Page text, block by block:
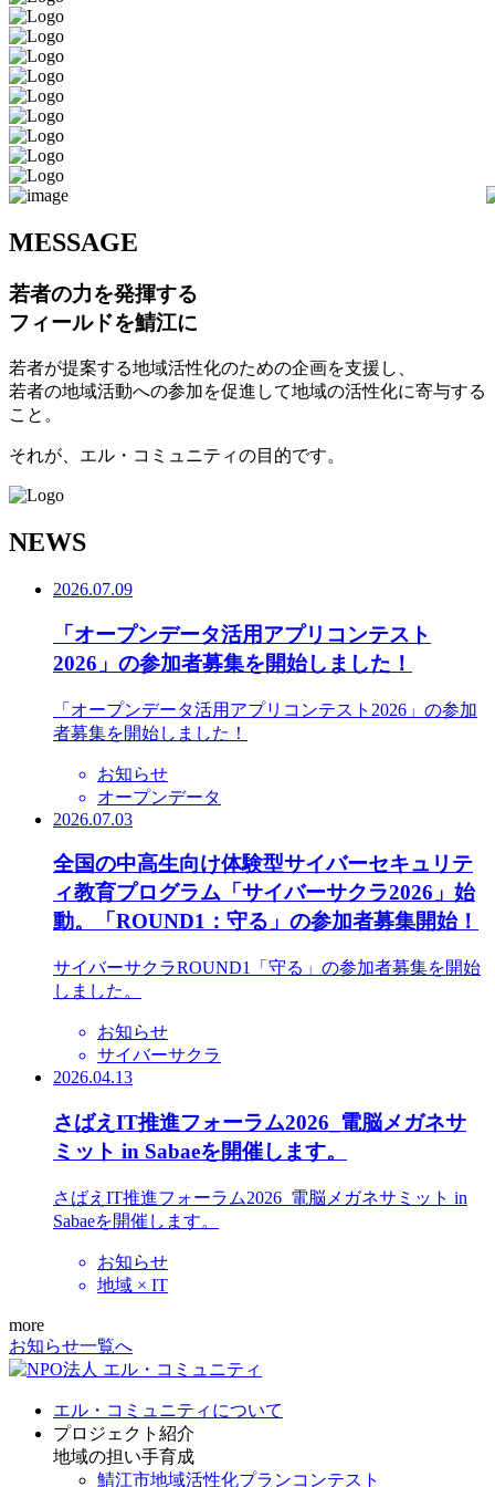
MESSAGE
若者の力を発揮する
フィールドを鯖江に
若者が提案する地域活性化のための企画を支援し、
若者の地域活動への参加を促進して地域の活性化に寄与する
こと。
それが、エル・コミュニティの目的です。
NEWS
2026.07.09
「オープンデータ活用アプリコンテスト
2026」の参加者募集を開始しました！
「オープンデータ活用アプリコンテスト2026」の参加
者募集を開始しました！
お知らせ
オープンデータ
2026.07.03
全国の中高生向け体験型サイバーセキュリテ
ィ教育プログラム「サイバーサクラ2026」始
動。「ROUND1：守る」の参加者募集開始！
サイバーサクラROUND1「守る」の参加者募集を開始
しました。
お知らせ
サイバーサクラ
2026.04.13
さばえIT推進フォーラム2026_電脳メガネサ
ミット in Sabaeを開催します。
さばえIT推進フォーラム2026_電脳メガネサミット in
Sabaeを開催します。
お知らせ
地域 × IT
more
お知らせ一覧へ
エル・コミュニティについて
プロジェクト紹介
地域の担い手育成
鯖江市地域活性化プランコンテスト